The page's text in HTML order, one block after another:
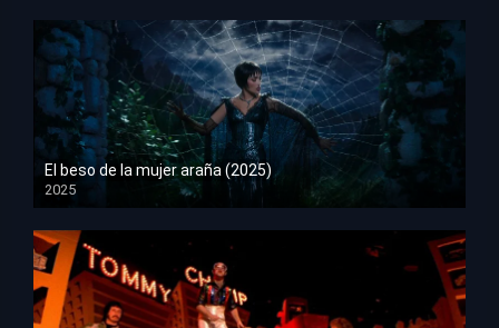
El beso de la mujer araña (2025)
2025
HD 1080p